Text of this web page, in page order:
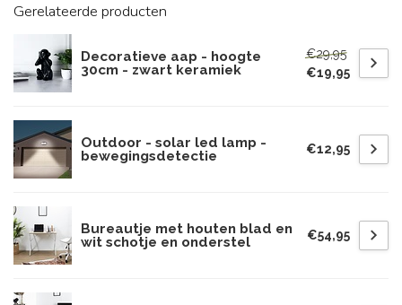
Gerelateerde producten
Decoratieve aap - hoogte
30cm - zwart keramiek
€29,95
€19,95
Outdoor - solar led lamp -
bewegingsdetectie
€12,95
Bureautje met houten blad en
wit schotje en onderstel
€54,95